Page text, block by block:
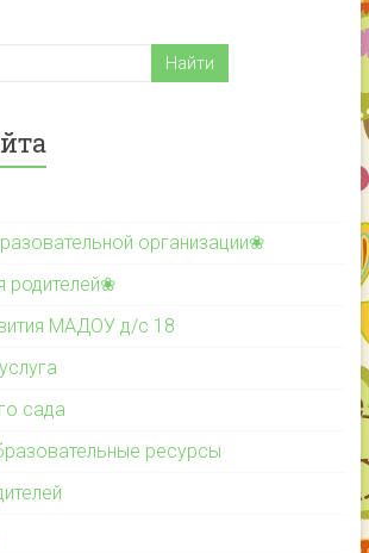
организации❀
родителей❀
МАДОУ д/с 18
сада
ресурсы